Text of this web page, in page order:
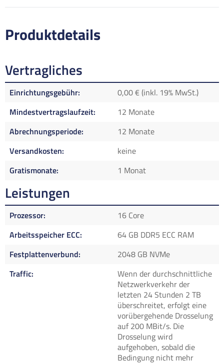
Produktdetails
Vertragliches
Einrichtungsgebühr
0,00 € (inkl. 19% MwSt.)
Mindestvertragslaufzeit
12 Monate
Abrechnungsperiode
12 Monate
Versandkosten
keine
Gratismonate
1 Monat
Leistungen
Prozessor
16 Core
Arbeitsspeicher ECC
64 GB DDR5 ECC RAM
Festplattenverbund
2048 GB NVMe
Traffic
Wenn der durchschnittliche
Netzwerkverkehr der
letzten 24 Stunden 2 TB
überschreitet, erfolgt eine
vorübergehende Drosselung
auf 200 MBit/s. Die
Drosselung wird
aufgehoben, sobald die
Bedingung nicht mehr